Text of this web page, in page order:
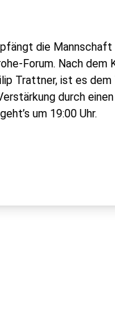
die Mannschaft
Forum. Nach dem
Trattner, ist es dem
durch
um 19:00 Uhr.